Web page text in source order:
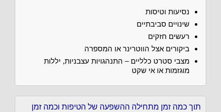
נסיעות וטיסות
שינויים סביבתיים
רעשים חזקים
ביקורים אצל הווטרינר או המספרה
מצבי סטרט כלליים – התנהגויות עצבניות, יללות
מוגזמות או אי שקט
תוך כמה זמן מתחילה ההשפעה של הטיפות וכמה זמן